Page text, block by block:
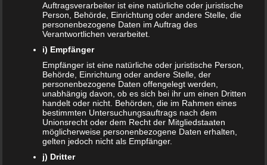
enthalten 100 ml Malzbier über 46 kcal (Kilokalorien).
Malzbier während der Stillzeit
trinken
Dem Malzbier wird gerne nachgesagt, dass es die
Produktion von Milch in der Stillzeit erhöhen würde. Dem
ist leider nicht so. Zwar kann Malz die Milchproduktion
steigern, jedoch ist der Gehalt im Malzbier dafür viel zu
gering. Für das Malzbier spricht jedoch, dass es viele
Kalorien enthält. Dies mag bei der einen oder anderen
Mutter für ein wenig mehr Milch sorgen. Einen direkten
Auftragsverarbeiter ist eine natürliche oder juristische
Person, Behörde, Einrichtung oder andere Stelle, die
personenbezogene Daten im Auftrag des
Verantwortlichen verarbeitet.
i) Empfänger
Empfänger ist eine natürliche oder juristische Person,
Behörde, Einrichtung oder andere Stelle, der
personenbezogene Daten offengelegt werden,
unabhängig davon, ob es sich bei ihr um einen Dritten
handelt oder nicht. Behörden, die im Rahmen eines
bestimmten Untersuchungsauftrags nach dem
Unionsrecht oder dem Recht der Mitgliedstaaten
möglicherweise personenbezogene Daten erhalten,
gelten jedoch nicht als Empfänger.
j) Dritter